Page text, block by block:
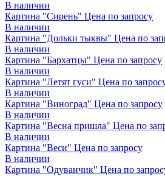
В наличии
Картина "Сирень" Цена по запросу
В наличии
Картина "Дольки тыквы" Цена по
В наличии
Картина "Бархатцы" Цена по запросу
В наличии
Картина "Летят гуси" Цена по
В наличии
Картина "Виноград" Цена по запросу
В наличии
Картина "Весна пришла" Цена по
В наличии
Картина "Веси" Цена по запросу
В наличии
Картина "Одуванчик" Цена по